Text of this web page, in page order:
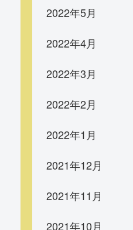
2022年5月
2022年4月
2022年3月
2022年2月
2022年1月
2021年12月
2021年11月
2021年10月